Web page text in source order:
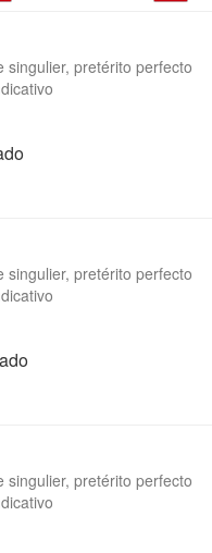
singulier, pretérito perfecto
singulier, pretérito perfecto
singulier, pretérito perfecto